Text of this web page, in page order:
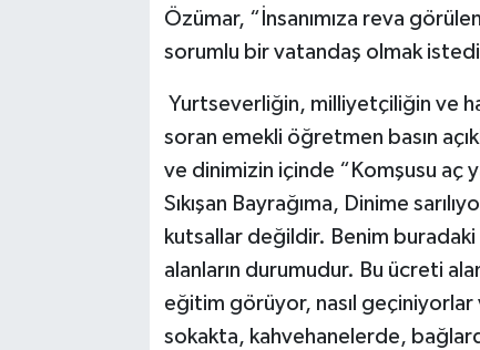
Özümar, “İnsanımıza reva
sorumlu bir vatandaş olmak
Yurtseverliğin, milliyetçiliğin ve
soran emekli öğretmen basın
ve dinimizin içinde “Komşusu
Sıkışan Bayrağıma, Dinime
kutsallar değildir. Benim
alanların durumudur. Bu ücreti
eğitim görüyor, nasıl geçiniyorlar
sokakta, kahvehanelerde,